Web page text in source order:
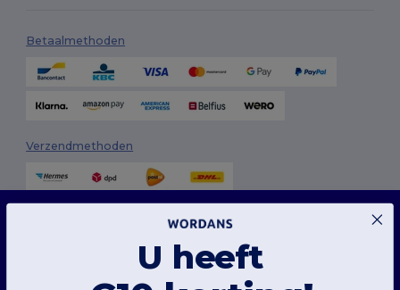
Betaalmethoden
Verzendmethoden
Onze website maakt gebruik van zowel onze eigen cookies als cookies van derden om
van de website te analyseren en een vlotte en gepersonaliseerde browse-ervaring te
garanderen, inclusief op maat gemaakte inhoud, geoptimaliseerde interacties met
U heeft